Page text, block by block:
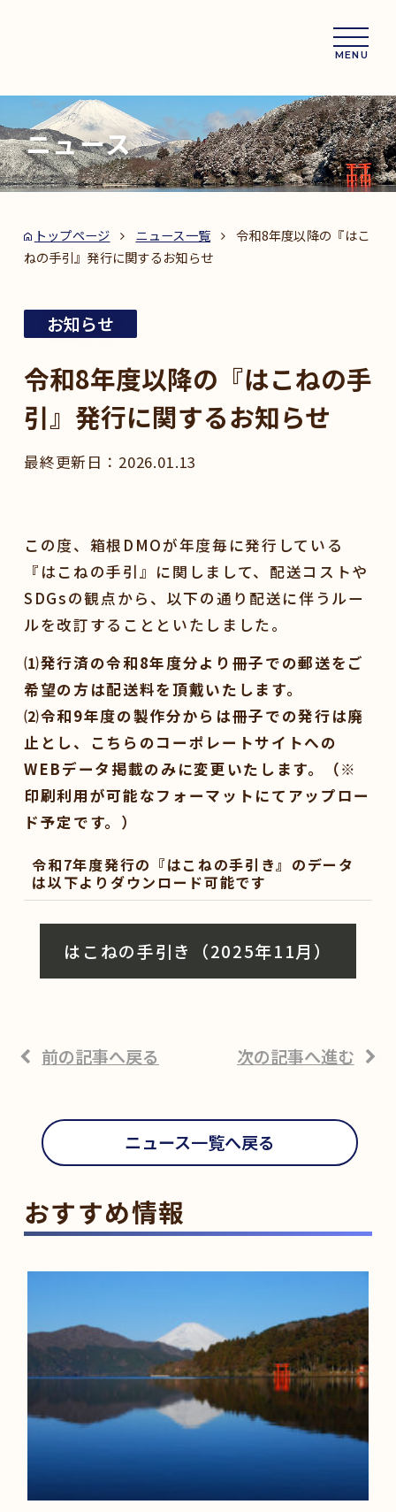
MENU
ニュース
トップページ ニュース一覧
令和8年度以降の『はこ
ねの手引』発行に関するお知らせ
お知らせ
令和8年度以降の『はこねの手
引』発行に関するお知らせ
2026.01.13
この度、箱根DMOが年度毎に発行している
『はこねの手引』に関しまして、配送コストや
SDGsの観点から、以下の通り配送に伴うルー
ルを改訂することといたしました。
⑴発行済の令和8年度分より冊子での郵送をご
希望の方は配送料を頂戴いたします。
⑵令和9年度の製作分からは冊子での発行は廃
止とし、こちらのコーポレートサイトへの
WEBデータ掲載のみに変更いたします。（※
印刷利用が可能なフォーマットにてアップロー
ド予定です。）
令和7年度発行の『はこねの手引き』のデータ
は以下よりダウンロード可能です
はこねの手引き（2025年11月）
前の記事へ戻る 次の記事へ進む
ニュース一覧へ戻る
おすすめ情報